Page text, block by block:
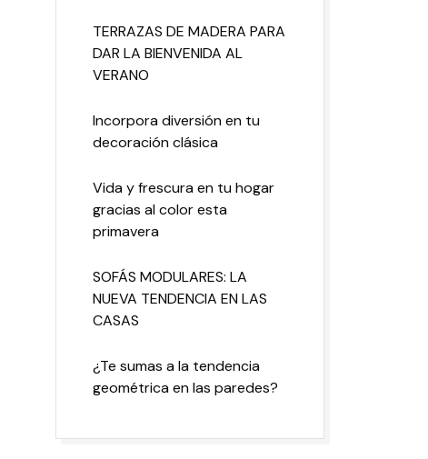
TERRAZAS DE MADERA PARA
DAR LA BIENVENIDA AL
VERANO
Incorpora diversión en tu
decoración clásica
Vida y frescura en tu hogar
gracias al color esta
primavera
SOFÁS MODULARES: LA
NUEVA TENDENCIA EN LAS
CASAS
¿Te sumas a la tendencia
geométrica en las paredes?